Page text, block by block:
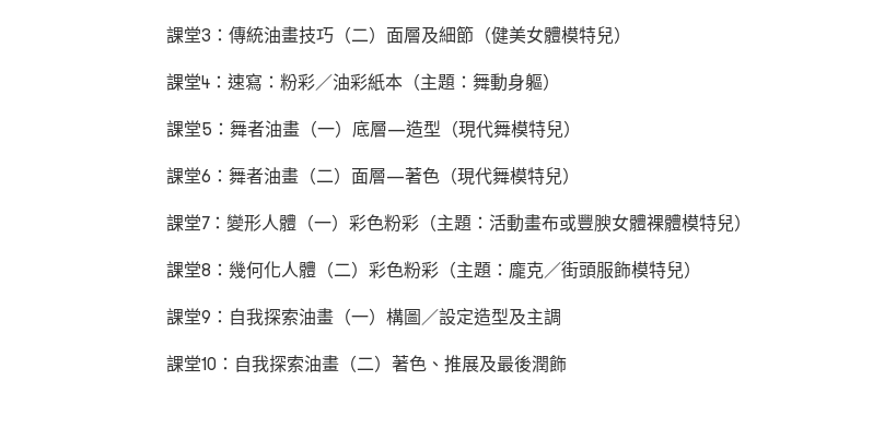
課堂3：傳統油畫技巧（二）面層及細節（健美女體模特兒）
課堂4：速寫：粉彩／油彩紙本（主題：舞動身軀）
課堂5：舞者油畫（一）底層—造型（現代舞模特兒）
課堂6：舞者油畫（二）面層—著色（現代舞模特兒）
課堂7：變形人體（一）彩色粉彩（主題：活動畫布或豐腴女體裸體模特兒）
課堂8：幾何化人體（二）彩色粉彩（主題：龐克／街頭服飾模特兒）
課堂9：自我探索油畫（一）構圖／設定造型及主調
課堂10：自我探索油畫（二）著色、推展及最後潤飾